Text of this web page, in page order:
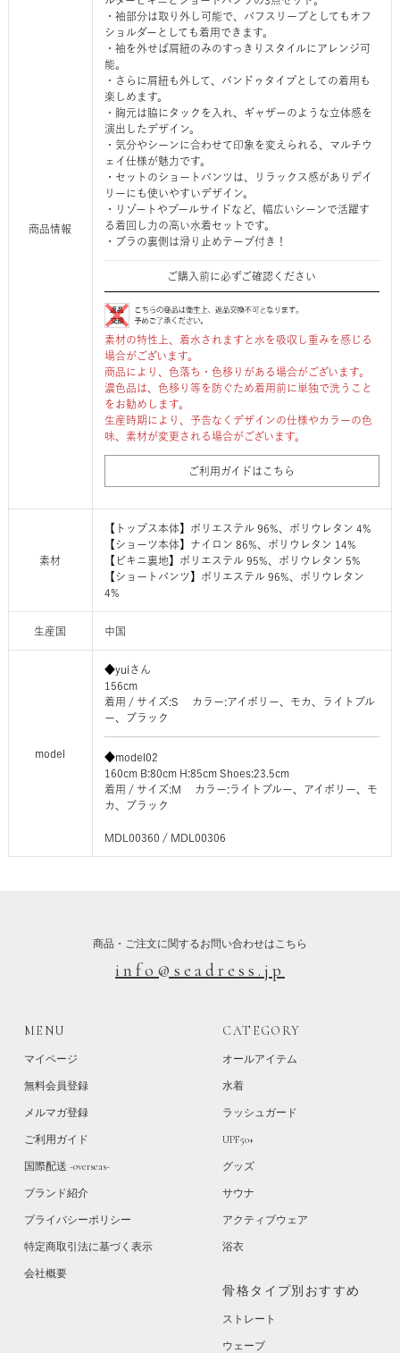
商品情報
・袖部分は取り外し可能で、パフスリーブとしてもオフ
ショルダーとしても着用できます。
・袖を外せば肩紐のみのすっきりスタイルにアレンジ可
能。
・さらに肩紐も外して、バンドゥタイプとしての着用も
楽しめます。
・胸元は脇にタックを入れ、ギャザーのような立体感を
演出したデザイン。
・気分やシーンに合わせて印象を変えられる、マルチウ
ェイ仕様が魅力です。
・セットのショートパンツは、リラックス感がありデイ
リーにも使いやすいデザイン。
・リゾートやプールサイドなど、幅広いシーンで活躍す
る着回し力の高い水着セットです。
・ブラの裏側は滑り止めテープ付き！
ご購入前に必ずご確認ください
素材の特性上、着水されますと水を吸収し重みを感じる
場合がございます。
商品により、色落ち・色移りがある場合がございます。
濃色品は、色移り等を防ぐため着用前に単独で洗うこと
をお勧めします。
生産時期により、予告なくデザインの仕様やカラーの色
味、素材が変更される場合がございます。
ご利用ガイドはこちら
素材
【トップス本体】ポリエステル 96%、ポリウレタン 4%
【ショーツ本体】ナイロン 86%、ポリウレタン 14%
【ビキニ裏地】ポリエステル 95%、ポリウレタン 5%
【ショートパンツ】ポリエステル 96%、ポリウレタン
4%
生産国 中国
model
◆yuiさん
156cm
着用 / サイズ:S カラー:アイボリー、モカ、ライトブル
ー、ブラック
◆model02
160cm B:80cm H:85cm Shoes:23.5cm
着用 / サイズ:M カラー:ライトブルー、アイボリー、モ
カ、ブラック
MDL00360 / MDL00306
商品・ご注文に関するお問い合わせはこちら
info@seadress.jp
MENU
マイページ
無料会員登録
メルマガ登録
ご利用ガイド
国際配送 -overseas-
ブランド紹介
プライバシーポリシー
特定商取引法に基づく表示
会社概要
CATEGORY
オールアイテム
水着
ラッシュガード
UPF50+
グッズ
サウナ
アクティブウェア
浴衣
骨格タイプ別おすすめ
ストレート
ウェーブ